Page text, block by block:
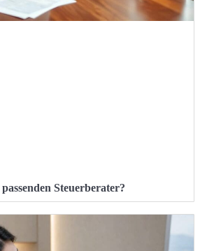
Steuerberater?